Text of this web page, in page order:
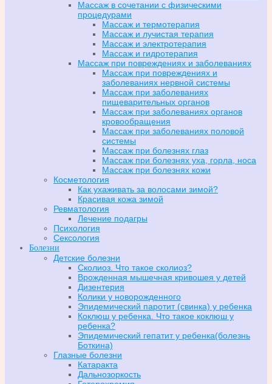
Массаж в сочетании с физическими
процедурами
Массаж и термотерапия
Массаж и лучистая терапия
Массаж и электротерапия
Массаж и гидротерапия
Массаж при повреждениях и заболеваниях
Массаж при повреждениях и
заболеваниях нервной системы
Массаж при заболеваниях
пищеварительных органов
Массаж при заболеваниях органов
кровообращения
Массаж при заболеваниях половой
системы
Массаж при болезнях глаз
Массаж при болезнях уха, горла, носа
Массаж при болезнях кожи
Косметология
Как ухаживать за волосами зимой?
Красивая кожа зимой
Ревматология
Лечение подагры
Психология
Сексология
Болезни
Детские болезни
Сколиоз. Что такое сколиоз?
Врожденная мышечная кривошея у детей
Дизентерия
Колики у новорожденного
Эпидемический паротит (свинка) у ребенка
Коклюш у ребенка. Что такое коклюш у
ребенка?
Эпидемический гепатит у ребенка(болезнь
Боткина)
Глазные болезни
Катаракта
Дальнозоркость